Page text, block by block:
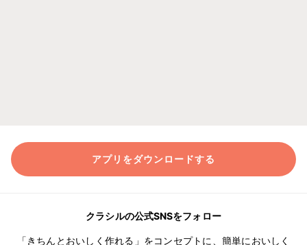
アプリをダウンロードする
クラシルの公式SNSをフォロー
「きちんとおいしく作れる」をコンセプトに、簡単においしく